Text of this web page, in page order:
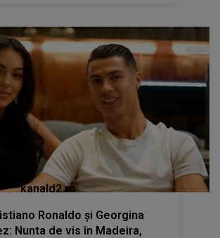
kanald2.ro
Ronaldo și Georgina
Nunta de vis în Madeira,